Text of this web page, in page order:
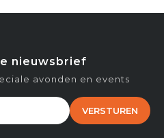
nieuwsbrief
avonden en events
VERSTUREN